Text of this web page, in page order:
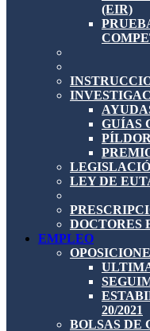
(EIR)
GUÍAS
LEY DE
DOCTORES
EMPLEO
20/2021
BOLSAS DE